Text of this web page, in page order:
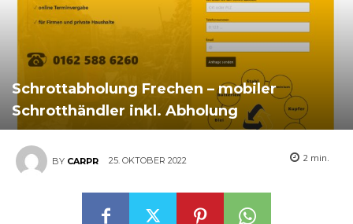
Schrottabholung Frechen – mobiler
Schrotthändler inkl. Abholung
BY CARPR 25. OKTOBER 2022 2 min.